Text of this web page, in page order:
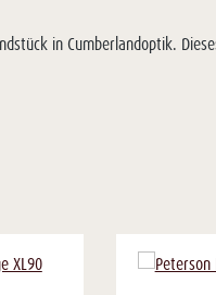
in Cumberlandoptik.